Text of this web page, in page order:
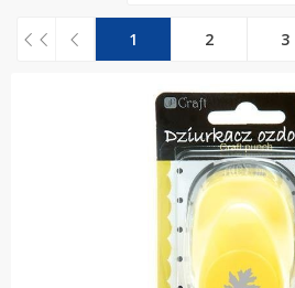
1 2 3